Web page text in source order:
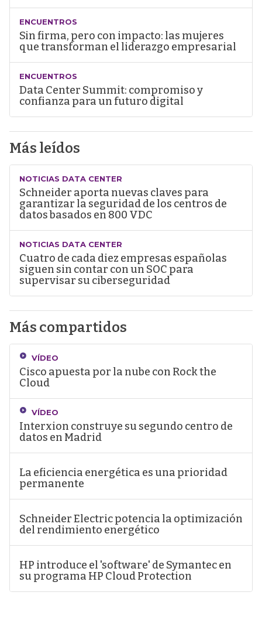
ENCUENTROS
Sin firma, pero con impacto: las mujeres
que transforman el liderazgo empresarial
ENCUENTROS
Data Center Summit: compromiso y
confianza para un futuro digital
Más leídos
NOTICIAS DATA CENTER
Schneider aporta nuevas claves para
garantizar la seguridad de los centros de
datos basados en 800 VDC
NOTICIAS DATA CENTER
Cuatro de cada diez empresas españolas
siguen sin contar con un SOC para
supervisar su ciberseguridad
Más compartidos
VÍDEO
Cisco apuesta por la nube con Rock the
Cloud
VÍDEO
Interxion construye su segundo centro de
datos en Madrid
La eficiencia energética es una prioridad
permanente
Schneider Electric potencia la optimización
del rendimiento energético
HP introduce el 'software' de Symantec en
su programa HP Cloud Protection